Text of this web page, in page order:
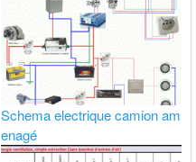
Schema electrique camion am
enagé